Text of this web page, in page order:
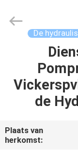
ONGEVEER
ONS
Fluid
Power
De
de
Plaats van
herkomst: